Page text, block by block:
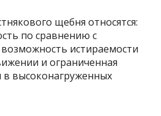
щебня относятся:
по сравнению с
истираемости
и ограниченная
в высоконагруженных